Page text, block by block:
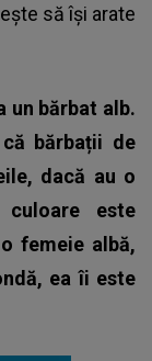
să își arate
un bărbat alb.
bărbații de
dacă au o
este
femeie albă,
ea îi este